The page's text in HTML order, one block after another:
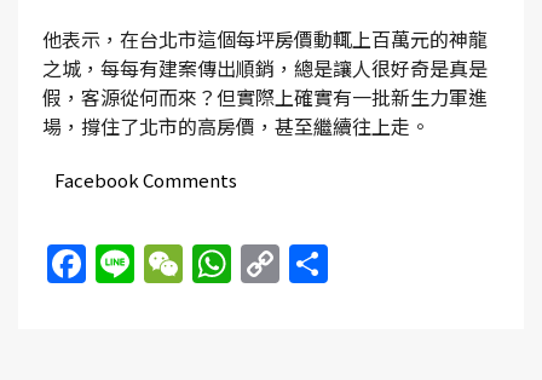
他表示，在台北市這個每坪房價動輒上百萬元的神龍
之城，每每有建案傳出順銷，總是讓人很好奇是真是
假，客源從何而來？但實際上確實有一批新生力軍進
場，撐住了北市的高房價，甚至繼續往上走。
Facebook Comments
Facebook
LineWeChat
WhatsApp
Copy